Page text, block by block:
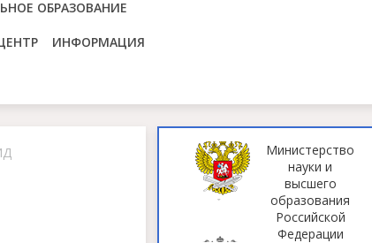
ОБРАЗОВАНИЕ
ИНФОРМАЦИЯ
Министерство
науки и
высшего
образования
Российской
Федерации